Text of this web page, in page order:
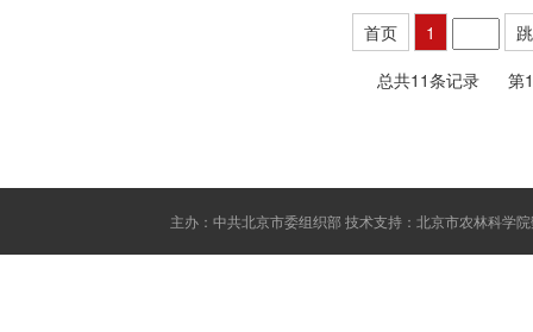
首页 1
总共11条记录 第
主办：中共北京市委组织部 技术支持：北京市农林科学